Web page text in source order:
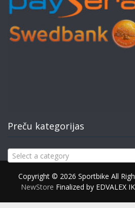
Preču kategorijas
Select a category
Copyright © 2026 Sportbike All
NewStore Finalized by EDVALEX